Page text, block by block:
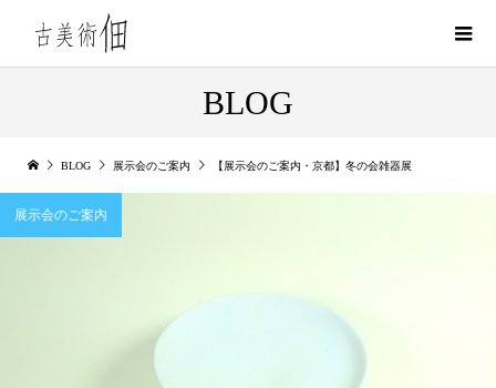
BLOG
BLOG 展示会のご案内 【展示会のご案内・京都】冬の会雑器展
展示会のご案内